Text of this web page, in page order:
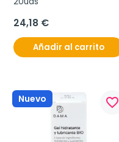
24,18 €
Añadir al carrito
Nuevo favorite_border